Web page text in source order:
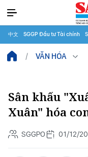
中文 SGGP Đầu tư Tài chính
VĂN HÓA
Sân khấu
Xuân" hóa
SGGPO 01/12/